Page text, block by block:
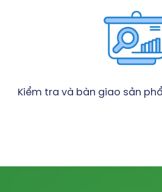
Kiểm tra và bàn giao sản